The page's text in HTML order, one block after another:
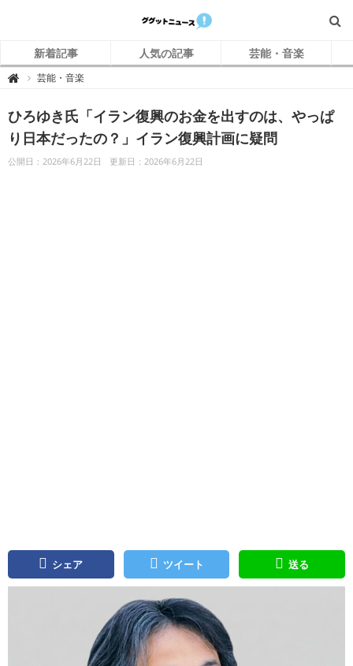
新着記事 人気の記事 芸能・音楽
 グ
ニ
ュ
ー
ス
芸能・音楽
ひろゆき氏「イラン復興のお金を出すのは、やっぱ
り日本だったの？」イラン復興計画に疑問
公開日：2026年6月22日 更新日：2026年6月22日
シェア ツイート 送る